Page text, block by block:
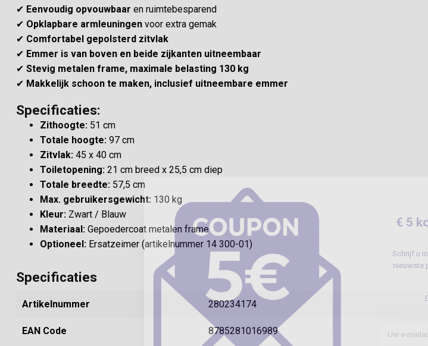
✔ Eenvoudig opvouwbaar en ruimtebesparend
✔ Opklapbare armleuningen voor extra gemak
✔ Comfortabel gepolsterd zitvlak
✔ Emmer is van boven en beide zijkanten uitneembaar
✔ Stevig metalen frame, maximale belasting 130 kg
✔ Makkelijk schoon te maken, inclusief uitneembare emmer
Specificaties:
Zithoogte: 51 cm
Totale hoogte: 97 cm
Zitvlak: 45 x 40 cm
Toiletopening: 21 cm breed x 25,5 cm diep
Totale breedte: 57,5 cm
Max. gebruikersgewicht: 130 kg
Kleur: Zwart / Blauw
Materiaal: Gepoedercoat metalen frame
Optioneel: Ersatzeimer (artikelnummer 14 300-01)
Specificaties
Artikelnummer 280234174
EAN Code 8785281016989
€ 5
Schrijf u
nieuwste